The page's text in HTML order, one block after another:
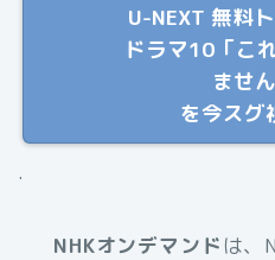
U-NEXT 無料
ドラマ10「こ
ませ
を今スグ
.
NHKオンデマンド は、